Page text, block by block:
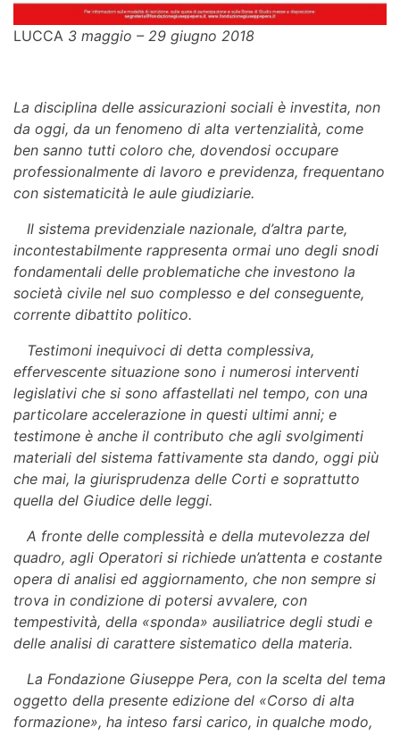
LUCCA 3 maggio – 29 giugno 2018
La disciplina delle assicurazioni sociali è investita, non
da oggi, da un fenomeno di alta vertenzialità, come
ben sanno tutti coloro che, dovendosi occupare
professionalmente di lavoro e previdenza, frequentano
con sistematicità le aule giudiziarie.
Il sistema previdenziale nazionale, d’altra parte,
incontestabilmente rappresenta ormai uno degli snodi
fondamentali delle problematiche che investono la
società civile nel suo complesso e del conseguente,
corrente dibattito politico.
Testimoni inequivoci di detta complessiva,
effervescente situazione sono i numerosi interventi
legislativi che si sono affastellati nel tempo, con una
particolare accelerazione in questi ultimi anni; e
testimone è anche il contributo che agli svolgimenti
materiali del sistema fattivamente sta dando, oggi più
che mai, la giurisprudenza delle Corti e soprattutto
quella del Giudice delle leggi.
A fronte delle complessità e della mutevolezza del
quadro, agli Operatori si richiede un’attenta e costante
opera di analisi ed aggiornamento, che non sempre si
trova in condizione di potersi avvalere, con
tempestività, della «sponda» ausiliatrice degli studi e
delle analisi di carattere sistematico della materia.
La Fondazione Giuseppe Pera, con la scelta del tema
oggetto della presente edizione del «Corso di alta
formazione», ha inteso farsi carico, in qualche modo,